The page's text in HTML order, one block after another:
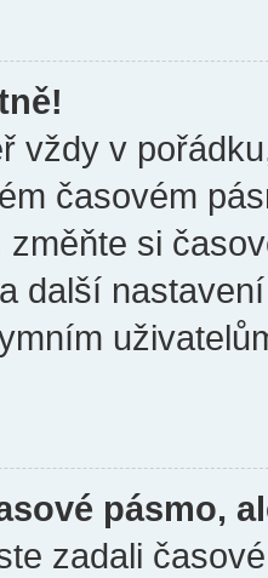
vždy v
časovém
změňte si
další
pásmo,
zadali